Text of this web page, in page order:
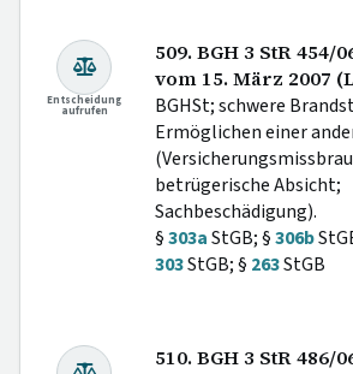
Entscheidung
aufrufen
509. BGH 3 StR 454/
vom 15. März 2007
BGHSt; schwere
Ermöglichen einer
betrügerische Absicht;
Sachbeschädigung).
§303aStGB; §306b
303StGB; § 263StGB
510. BGH 3 StR 486/